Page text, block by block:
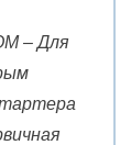
– Для